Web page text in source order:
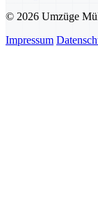
© 2026 Umzüge
Impressum